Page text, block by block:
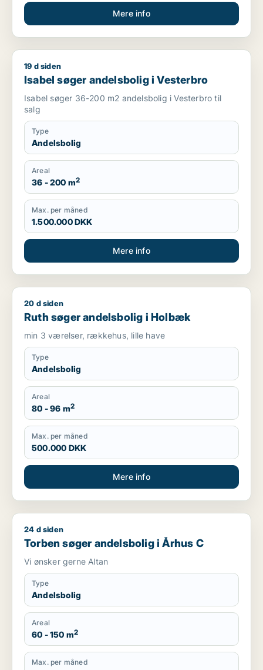
Mere info
Isabel søger andelsbolig i Vesterbro
19 d siden
Isabel søger andelsbolig i Vesterbro
Isabel søger 36-200 m2 andelsbolig i Vesterbro til
salg
Type
Andelsbolig
Areal
36 - 200 m2
Max. per måned
1.500.000 DKK
Mere info
Ruth søger andelsbolig i Holbæk
20 d siden
Ruth søger andelsbolig i Holbæk
min 3 værelser, rækkehus, lille have
Type
Andelsbolig
Areal
80 - 96 m2
Max. per måned
500.000 DKK
Mere info
Torben søger andelsbolig i Århus C
24 d siden
Torben søger andelsbolig i Århus C
Vi ønsker gerne Altan
Type
Andelsbolig
Areal
60 - 150 m2
Max. per måned